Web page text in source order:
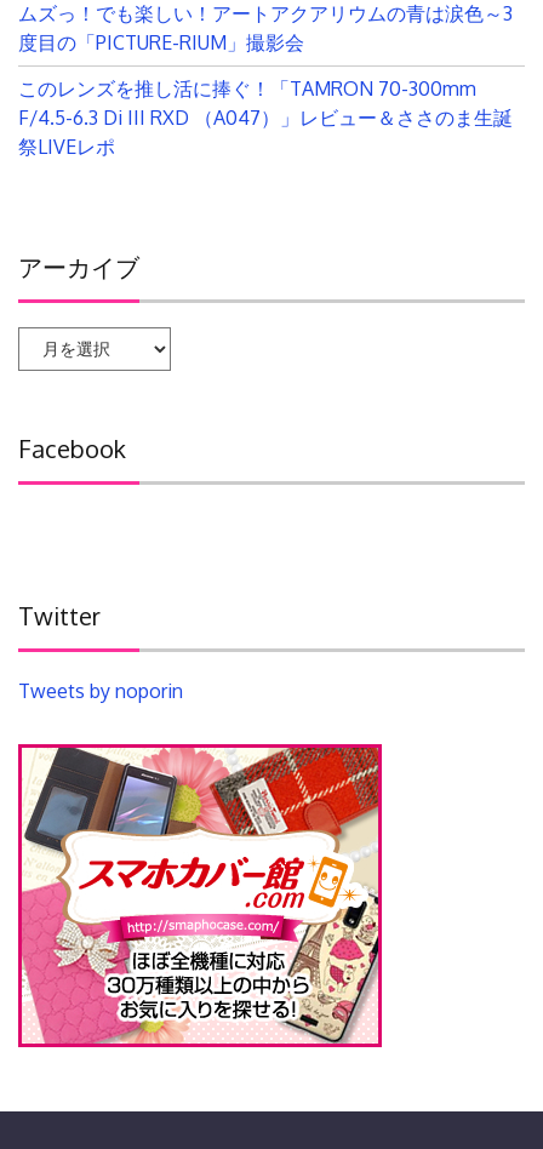
ムズっ！でも楽しい！アートアクアリウムの青は涙色～3
度目の「PICTURE-RIUM」撮影会
このレンズを推し活に捧ぐ！「TAMRON 70-300mm
F/4.5-6.3 Di III RXD （A047）」レビュー＆ささのま生誕
祭LIVEレポ
アーカイブ
ー
ブ
Facebook
Twitter
Tweets by noporin